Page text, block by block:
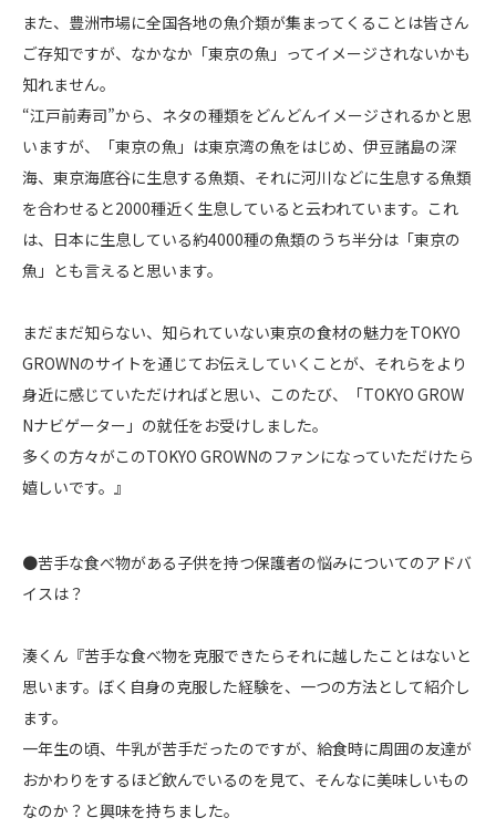
また、豊洲市場に全国各地の魚介類が集まってくることは皆さん
ご存知ですが、なかなか「東京の魚」ってイメージされないかも
知れません。
“江戸前寿司”から、ネタの種類をどんどんイメージされるかと思
いますが、「東京の魚」は東京湾の魚をはじめ、伊豆諸島の深
海、東京海底谷に生息する魚類、それに河川などに生息する魚類
を合わせると2000種近く生息していると云われています。これ
は、日本に生息している約4000種の魚類のうち半分は「東京の
魚」とも言えると思います。
まだまだ知らない、知られていない東京の食材の魅力をTOKYO
GROWNのサイトを通じてお伝えしていくことが、それらをより
身近に感じていただければと思い、このたび、「TOKYO GROW
Nナビゲーター」の就任をお受けしました。
多くの方々がこのTOKYO GROWNのファンになっていただけたら
嬉しいです。』
●苦手な食べ物がある子供を持つ保護者の悩みについてのアドバ
イスは？
湊くん『苦手な食べ物を克服できたらそれに越したことはないと
思います。ぼく自身の克服した経験を、一つの方法として紹介し
ます。
一年生の頃、牛乳が苦手だったのですが、給食時に周囲の友達が
おかわりをするほど飲んでいるのを見て、そんなに美味しいもの
なのか？と興味を持ちました。